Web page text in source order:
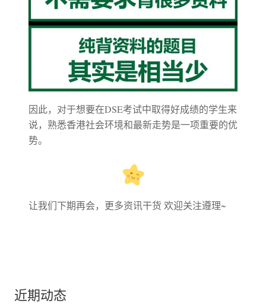
因此，对于想要在DSE考试中取得好成绩的学生来
说，熟悉香港社会环境和最新走势是一项重要的优
势。
让我们下期再会，更多资讯干货 欢迎关注遵理~
近期动态